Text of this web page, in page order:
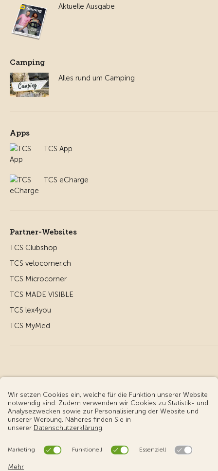
Aktuelle Ausgabe
Camping
Alles rund um Camping
Apps
TCS App
TCS eCharge
Partner-Websites
TCS Clubshop
TCS velocorner.ch
TCS Microcorner
TCS MADE VISIBLE
TCS lex4you
TCS MyMed
© Touring Club Schweiz
Benutzungsbedingungen - rechtliche Informationen